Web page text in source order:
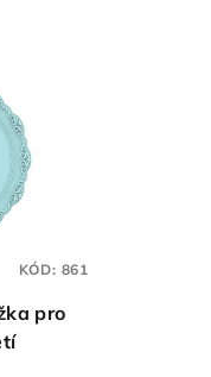
pro
KÓD: 861